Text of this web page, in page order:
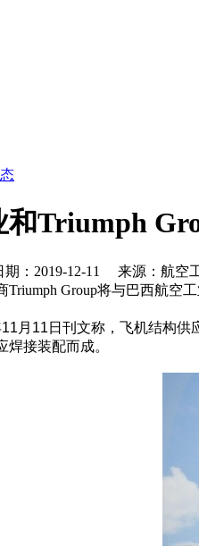
和Triumph
期：2019-12-11 来源：航空
Group将与巴西航空
月11日刊文称，飞机结构供
接装配而成。